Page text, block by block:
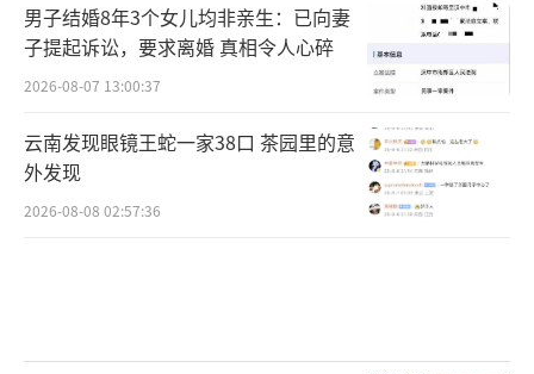
男子结婚8年3个女儿均非亲生：已向妻
子提起诉讼，要求离婚 真相令人心碎
2026-08-07 13:00:37
云南发现眼镜王蛇一家38口 茶园里的意
外发现
2026-08-08 02:57:36